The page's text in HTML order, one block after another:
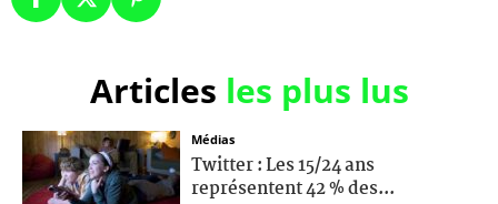
Articles les plus lus
Médias
Twitter : Les 15/24 ans
représentent 42 % des...